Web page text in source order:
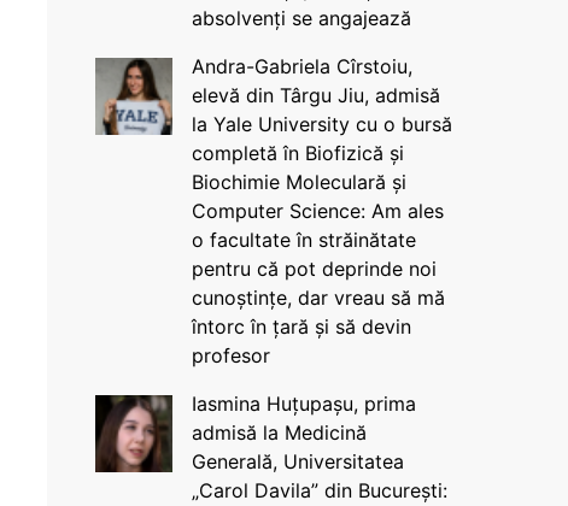
absolvenți se angajează
Andra-Gabriela Cîrstoiu,
elevă din Târgu Jiu, admisă
la Yale University cu o bursă
completă în Biofizică și
Biochimie Moleculară și
Computer Science: Am ales
o facultate în străinătate
pentru că pot deprinde noi
cunoștințe, dar vreau să mă
întorc în țară și să devin
profesor
Iasmina Huțupașu, prima
admisă la Medicină
Generală, Universitatea
„Carol Davila” din București: